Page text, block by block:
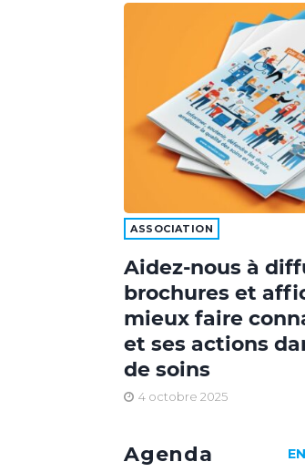
ASSOCIATION
Aidez-nous à
brochures et
mieux faire
et ses actions
de soins
4 octobre 2025
Agenda